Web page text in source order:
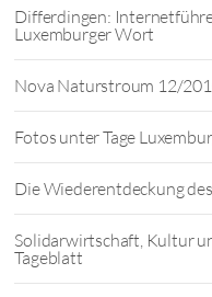
Differdingen:
Luxemburger Wort
Nova Naturstroum 12/
Fotos unter Tage
Die Wiederentdeckung
Solidarwirtschaft, Kultur
Tageblatt